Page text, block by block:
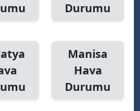
Durumu
Manisa
Hava
Durumu